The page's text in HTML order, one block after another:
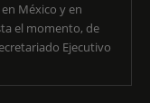
México y en
Ejecutivo